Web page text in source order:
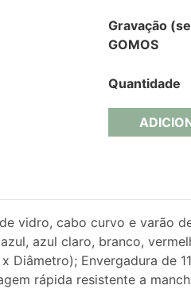
Gravação
GOMOS
Quantidade
vidro, cabo curvo e varão
azul claro, branco,
Diâmetro); Envergadura de
rápida resistente a